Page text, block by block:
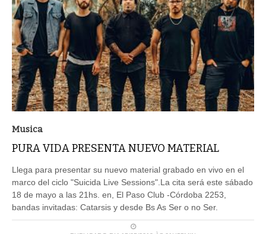
Musica
PURA VIDA PRESENTA NUEVO MATERIAL
Llega para presentar su nuevo material grabado en vivo en el
marco del ciclo "Suicida Live Sessions".La cita será este sábado
18 de mayo a las 21hs. en, El Paso Club -Córdoba 2253,
bandas invitadas: Catarsis y desde Bs As Ser o no Ser.